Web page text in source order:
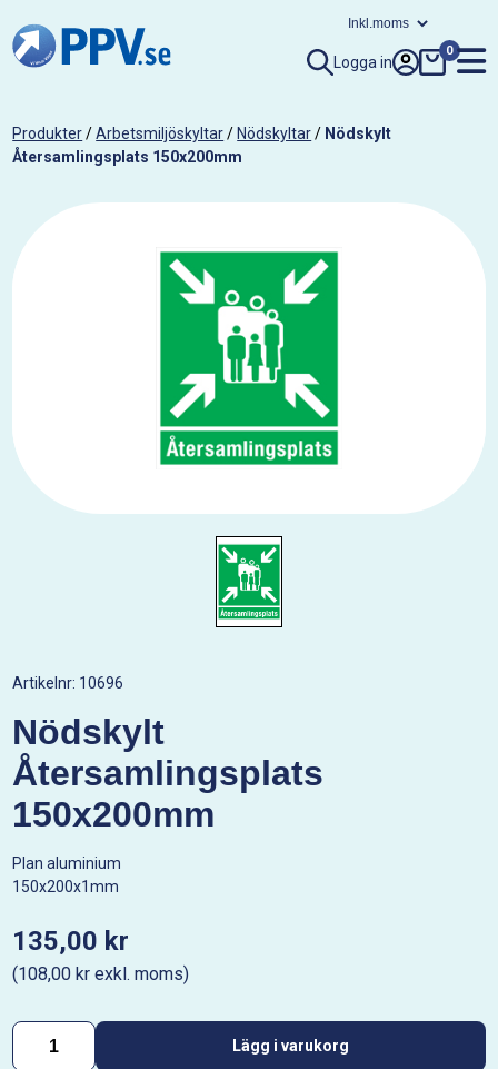
Logga in
0
Produkter/Arbetsmiljöskyltar/ Nödskyltar/ Nödskylt
Återsamlingsplats 150x200mm
Artikelnr: 10696
Nödskylt
Återsamlingsplats
150x200mm
Plan aluminium
150x200x1mm
135,00 kr
(108,00 kr exkl. moms)
Lägg i varukorg